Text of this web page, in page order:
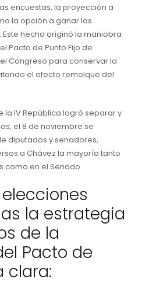
encuestas, la proyección a
la opción a ganar las
hecho originó la maniobra
Pacto de Punto Fijo de
Congreso para conservarla
el efecto remolque del
IV República logró separary
, el 8 de noviembre se
diputados y senadores,
a Chávez la mayoría tanto
como en el Senado.
la estrategia
de la
l Pacto de
clara: